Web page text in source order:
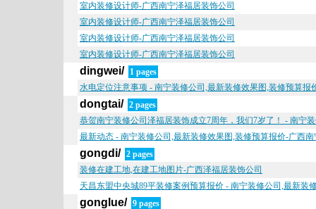
室内装修设计师-广西南宁泽福居装饰公司
室内装修设计师-广西南宁泽福居装饰公司
室内装修设计师-广西南宁泽福居装饰公司
室内装修设计师-广西南宁泽福居装饰公司
dingwei/ 1 pages
水电定位注意事项 - 南宁装修公司,最新装修效果图,装修预算报
dongtai/ 2 pages
恭贺南宁装修公司泽福居装饰成立7周年，我们7岁了！ - 南宁
最新动态 - 南宁装修公司,最新装修效果图,装修预算报价-广西
gongdi/ 2 pages
装修在建工地,在建工地图片-广西泽福居装饰公司
天昌东盟中央城89平装修案例预算报价 - 南宁装修公司,最新装
gonglue/ 9 pages